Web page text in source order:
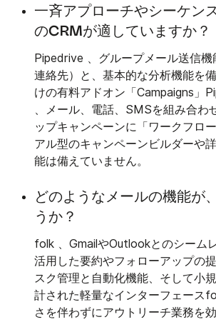
一斉アプローチやシーケン
のCRMが適していますか？
Pipedrive 、グループメール送信
連絡先）と、基本的な分析機能を
けの有料アドオン「Campaigns」
、メール、電話、SMSを組み合わ
ップキャンペーンに「ワークフロ
アル型のキャンペーンビルダーや
能は備えていません。
どのようなメールの機能が
うか？
folk 、GmailやOutlookとのシーム
活用した要約やフォローアップの
スク管理と自動化機能、そして小
計された軽量なインターフェース
さを伴わずにアウトリーチ業務を効